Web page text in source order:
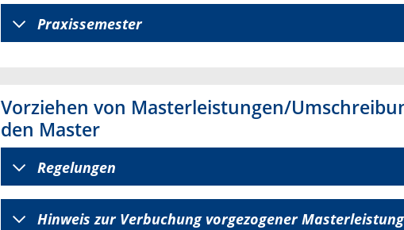
Praxissemester
Vorziehen von Masterleistungen/
den Master
Regelungen
Hinweis zur Verbuchung vorgezogener